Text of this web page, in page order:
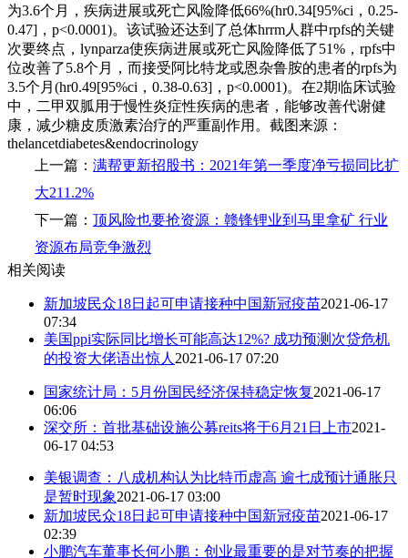
为3.6个月，疾病进展或死亡风险降低66%(hr0.34[95%ci，0.25-
0.47]，p<0.0001)。该试验还达到了总体hrrm人群中rpfs的关键
次要终点，lynparza使疾病进展或死亡风险降低了51%，rpfs中
位改善了5.8个月，而接受阿比特龙或恩杂鲁胺的患者的rpfs为
3.5个月(hr0.49[95%ci，0.38-0.63]，p<0.0001)。在2期临床试验
中，二甲双胍用于慢性炎症性疾病的患者，能够改善代谢健
康，减少糖皮质激素治疗的严重副作用。截图来源：
thelancetdiabetes&endocrinology
上一篇： 满帮更新招股书：2021年第一季度净亏损同比扩
大211.2%
下一篇： 顶风险也要抢资源：赣锋锂业到马里拿矿 行业
资源布局竞争激烈
相关阅读
新加坡民众18日起可申请接种中国新冠疫苗2021-06-17
07:34
美国ppi实际同比增长可能高达12%? 成功预测次贷危机
的投资大佬语出惊人 2021-06-17 07:20
国家统计局：5月份国民经济保持稳定恢复2021-06-17
06:06
深交所：首批基础设施公募reits将于6月21日上市2021-
06-17 04:53
美银调查：八成机构认为比特币虚高 逾七成预计通胀只
是暂时现象2021-06-17 03:00
新加坡民众18日起可申请接种中国新冠疫苗2021-06-17
02:39
小鹏汽车董事长何小鹏：创业最重要的是对节奏的把握